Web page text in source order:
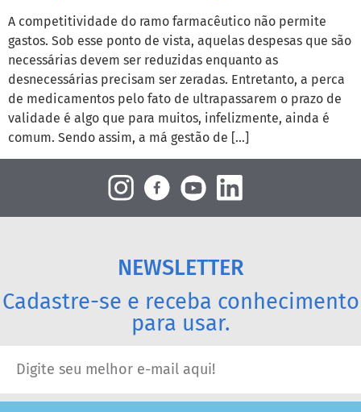
A competitividade do ramo farmacêutico não permite
gastos. Sob esse ponto de vista, aquelas despesas que são
necessárias devem ser reduzidas enquanto as
desnecessárias precisam ser zeradas. Entretanto, a perca
de medicamentos pelo fato de ultrapassarem o prazo de
validade é algo que para muitos, infelizmente, ainda é
comum. Sendo assim, a má gestão de […]
NEWSLETTER
Cadastre-se e receba conhecimento
para usar.